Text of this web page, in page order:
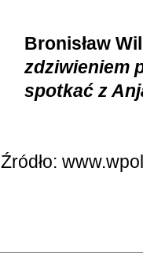
Bronisław
zdziwieniem
spotkać z
Źródło: